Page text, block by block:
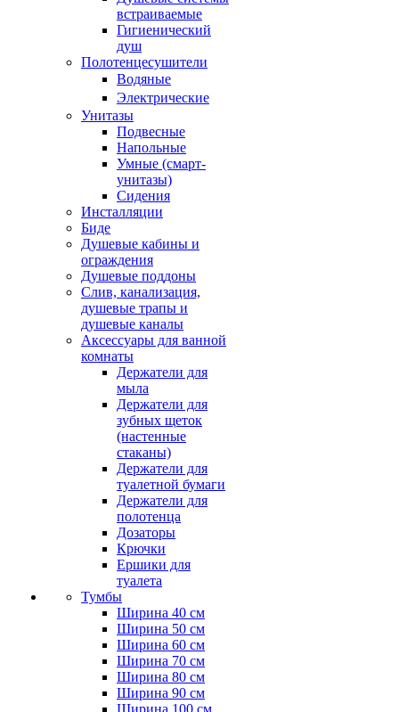
встраиваемые
Гигиенический
душ
Полотенцесушители
ㅤВодяные
ㅤЭлектрические
Унитазы
Подвесные
Напольные
Умные (смарт-
унитазы)
Сидения
Инсталляции
Биде
Душевые кабины и
ограждения
Душевые поддоны
Слив, канализация,
душевые трапы и
душевые каналы
Аксессуары для ванной
комнаты
Держатели для
мыла
Держатели для
зубных щеток
(настенные
стаканы)
Держатели для
туалетной бумаги
Держатели для
полотенца
Дозаторы
Крючки
Ершики для
туалета
Тумбы
Ширина 40 см
Ширина 50 см
Ширина 60 см
Ширина 70 см
Ширина 80 см
Ширина 90 см
Ширина 100 см